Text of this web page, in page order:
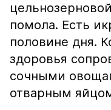
помола. Есть
половине дня.
здоровья
сочными
отварным